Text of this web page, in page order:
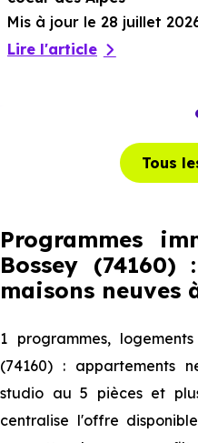
Mis à jour le 28 juillet
Lire l'article
Tous
Programmes
Bossey (74160)
maisons neuves
1 programmes,
(74160) : appartements
studio au 5 pièces et
centralise l'offre